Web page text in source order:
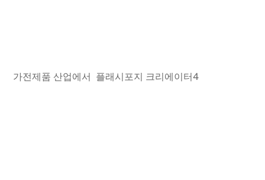
가전제품 산업에서 플래시포지 크리에이터4